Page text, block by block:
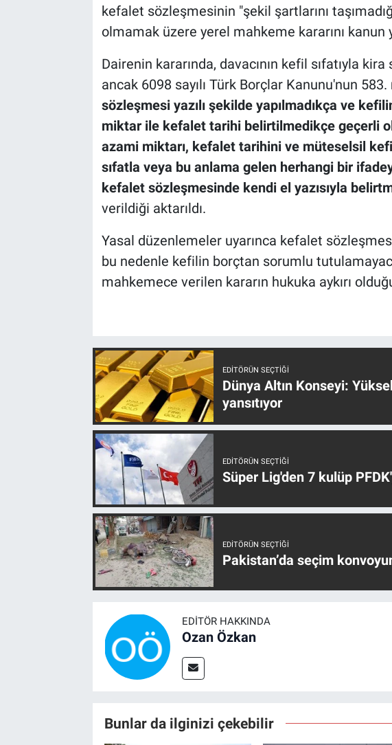
kefalet sözleşmesinin "şekil şartlarını
olmamak üzere yerel mahkeme kararını kanun
Dairenin kararında, davacının kefil sıfatıyla
ancak 6098 sayılı Türk Borçlar Kanunu'nun
sözleşmesi yazılı şekilde yapılmadıkça ve
miktar ile kefalet tarihi belirtilmedikçe geçerli
azami miktarı, kefalet tarihini ve müteselsil
sıfatla veya bu anlama gelen herhangi bir
kefalet sözleşmesinde kendi el yazısıyla
verildiği aktarıldı.
Yasal düzenlemeler uyarınca kefalet
bu nedenle kefilin borçtan sorumlu
mahkemece verilen kararın hukuka aykırı
EDITÖRÜN SEÇTIĞI
Dünya Altın Konseyi:
yansıtıyor
EDITÖRÜN SEÇTIĞI
Süper Lig'den 7 kulüp
EDITÖRÜN SEÇTIĞI
Pakistan’da seçim
EDITÖR HAKKINDA
Ozan Özkan
Bunlar da ilginizi çekebilir